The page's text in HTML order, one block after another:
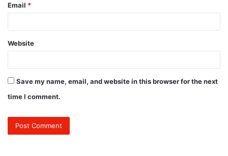
Email *
Website
Save my name, email, and website in this browser for the next
time I comment.